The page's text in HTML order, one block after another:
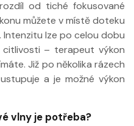
od tiché fokusované
můžete v místě doteku
lze po celou dobu
– terapeut výkon
Již po několika rázech
a je možné výkon
vlny je potřeba?